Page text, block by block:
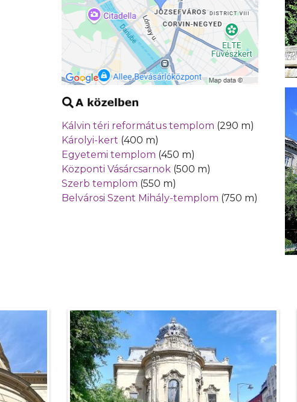
Kálvin téri református templom (290 m)
Károlyi-kert (400 m)
Egyetemi templom (450 m)
Központi Vásárcsarnok (500 m)
Szerb templom (550 m)
Belvárosi Szent Mihály-templom (750 m)